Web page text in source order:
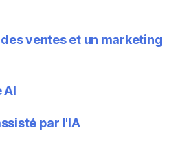
ventes et un marketing
AI
par l'IA